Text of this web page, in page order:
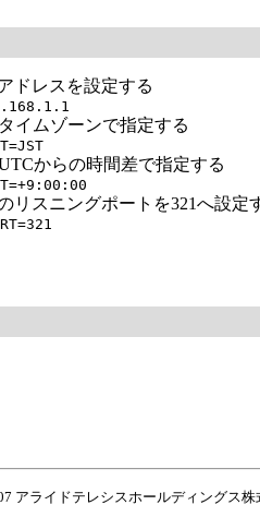
ドレスを設定する
イムゾーンで指定する
からの時間差で指定する
リスニングポートを321へ設定
アライドテレシスホールディングス株